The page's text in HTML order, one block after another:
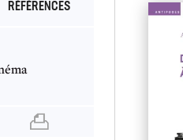
RÉFÉRENCES